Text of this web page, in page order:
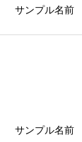
サンプル名前
サンプル名前